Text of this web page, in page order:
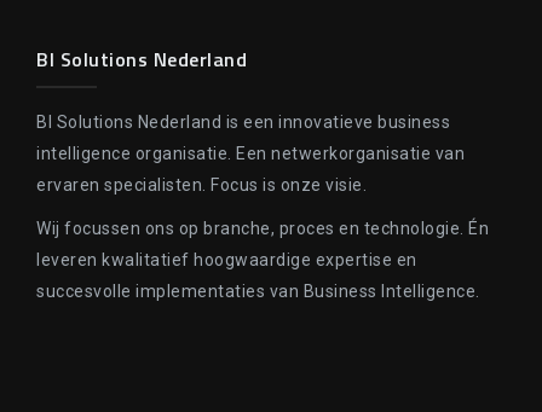
BI Solutions Nederland
BI Solutions Nederland is een innovatieve business
intelligence organisatie. Een netwerkorganisatie van
ervaren specialisten. Focus is onze visie.
Wij focussen ons op branche, proces en technologie. Én
leveren kwalitatief hoogwaardige expertise en
succesvolle implementaties van Business Intelligence.